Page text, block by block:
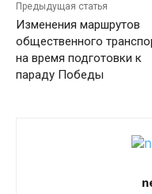
Предыдущая статья
Изменения маршрутов
общественного
на время подготовки к
параду Победы